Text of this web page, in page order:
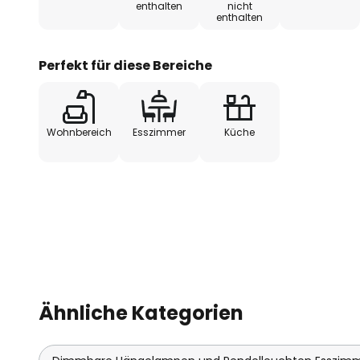
Hängeleuchte Ginger
enthalten
nicht
enthalten
Perfekt für diese Bereiche
Wohnbereich Esszimmer Küche
Ähnliche Kategorien